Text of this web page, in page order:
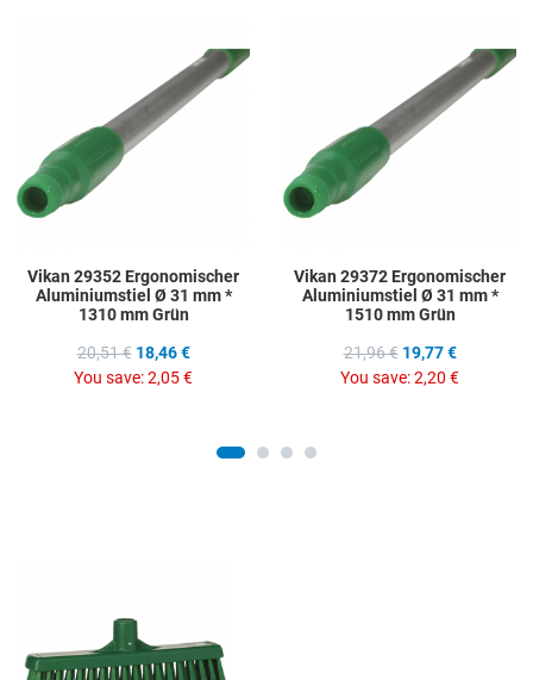
Quick View
Vikan 29352 Ergonomischer
Aluminiumstiel Ø 31 mm *
1310 mm Grün
20,51 € 18,46 €
You save:2,05 €
Vikan 29372 Ergonomischer
Aluminiumstiel Ø 31 mm *
1510 mm Grün
21,96 € 19,77 €
You save:2,20 €